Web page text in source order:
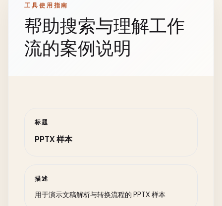
工具使用指南
帮助搜索与理解工作
流的案例说明
标题
PPTX 样本
描述
用于演示文稿解析与转换流程的 PPTX 样本